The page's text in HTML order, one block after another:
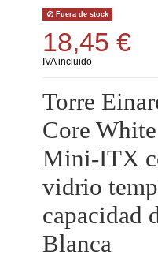
Fuera de stock
18,45 €
IVA incluido
Torre
Core
Mini-ITX
vidrio
capacidad
Blanca